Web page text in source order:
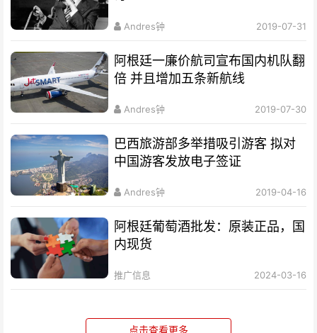
Andres钟 2019-07-31
阿根廷一廉价航司宣布国内机队翻
倍 并且增加五条新航线
Andres钟 2019-07-30
巴西旅游部多举措吸引游客 拟对
中国游客发放电子签证
Andres钟 2019-04-16
阿根廷葡萄酒批发：原装正品，国
内现货
推广信息 2024-03-16
点击查看更多